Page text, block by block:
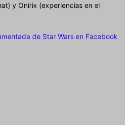
y Onirix (experiencias en el
de Star Wars en Facebook